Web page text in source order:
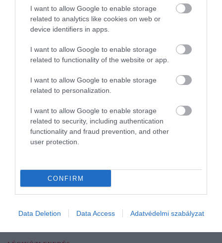
I want to allow Google to enable storage
related to analytics like cookies on web or
device identifiers in apps.
I want to allow Google to enable storage
related to functionality of the website or app.
I want to allow Google to enable storage
related to personalization.
I want to allow Google to enable storage
related to security, including authentication
functionality and fraud prevention, and other
user protection.
CONFIRM
Data Deletion Data Access Adatvédelmi szabályzat